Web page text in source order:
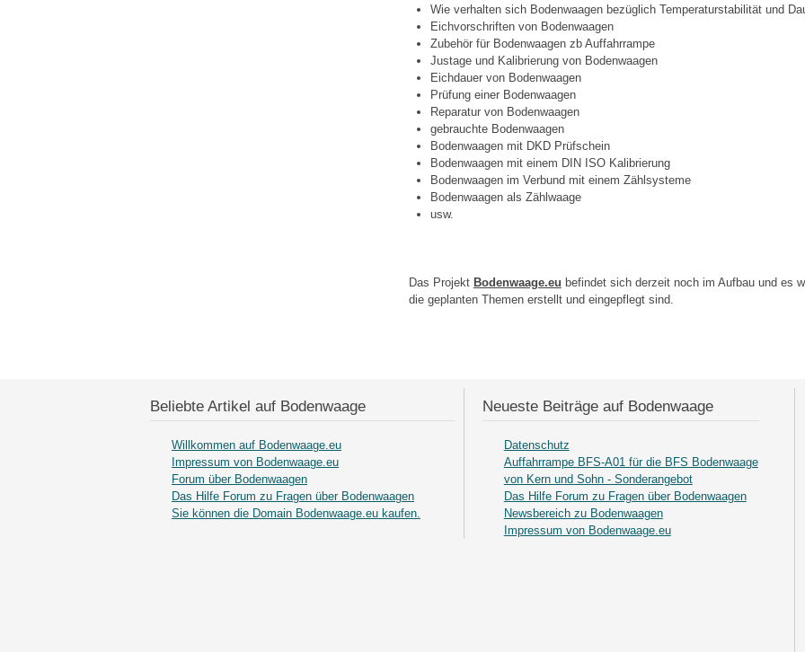
Wie verhalten sich Bodenwaagen bezüglich Temperaturstabilität und
Eichvorschriften von Bodenwaagen
Zubehör für Bodenwaagen zb Auffahrrampe
Justage und Kalibrierung von Bodenwaagen
Eichdauer von Bodenwaagen
Prüfung einer Bodenwaagen
Reparatur von Bodenwaagen
gebrauchte Bodenwaagen
Bodenwaagen mit DKD Prüfschein
Bodenwaagen mit einem DIN ISO Kalibrierung
Bodenwaagen im Verbund mit einem Zählsysteme
Bodenwaagen als Zählwaage
usw.
Das Projekt Bodenwaage.eu befindet sich derzeit noch im Aufbau und es
die geplanten Themen erstellt und eingepflegt sind.
Beliebte Artikel auf Bodenwaage
Willkommen auf Bodenwaage.eu
Impressum von Bodenwaage.eu
Forum über Bodenwaagen
Das Hilfe Forum zu Fragen über Bodenwaagen
Sie können die Domain Bodenwaage.eu kaufen.
Neueste Beiträge auf Bodenwaage
Datenschutz
Auffahrrampe BFS-A01 für die BFS Bodenwaage
von Kern und Sohn - Sonderangebot
Das Hilfe Forum zu Fragen über Bodenwaagen
Newsbereich zu Bodenwaagen
Impressum von Bodenwaage.eu